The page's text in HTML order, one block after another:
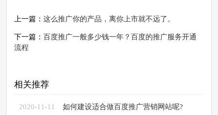
上一篇：这么推广你的产品，离你上市就不远了。
下一篇：百度推广一般多少钱一年？百度的推广服务开通
流程
相关推荐
2020-11-11
如何建设适合做百度推广营销网站呢?